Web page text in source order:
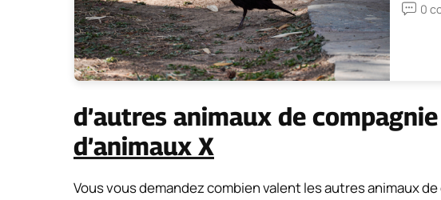
0
d’autres animaux de
d’animaux X
Vous vous demandez combien valent les autres animaux